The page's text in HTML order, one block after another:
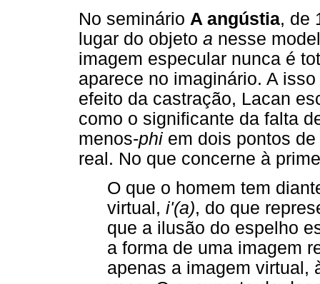
No seminário A angústia, de
lugar do objeto a nesse
imagem especular nunca é
aparece no imaginário. A
efeito da castração, Lacan
como o significante da falta
menos-phi em dois pontos
real. No que concerne à
O que o homem tem
virtual, i'(a), do que
que a ilusão do espelho
a forma de uma imagem
apenas a imagem virtual,